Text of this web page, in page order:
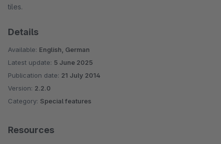
tiles.
Details
Available: English, German
Latest update: 5 June 2025
Publication date: 21 July 2014
Version: 2.2.0
Category: Special features
Resources